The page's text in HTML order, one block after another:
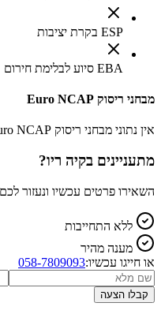
ESP בקרת יציבות
EBA סיוע לבלימת חירום
מבחני ריסוק Euro NCAP
אין נתוני מבחני ריסוק Euro NCAP לדגם זה
מתעניינים בקיה ריו?
השאירו פרטים עכשיו ונעזור
ללא התחייבות
מענה מהיר
או חייגו עכשיו:058-7809093
קבלו הצעה